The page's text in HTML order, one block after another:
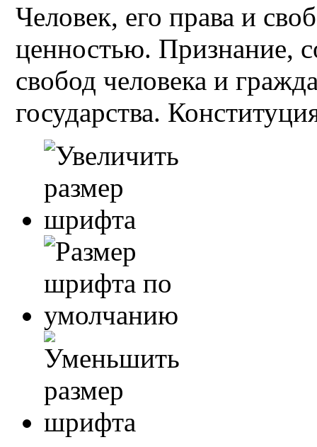
Человек, его права и
ценностью. Признание,
свобод человека и
государства.